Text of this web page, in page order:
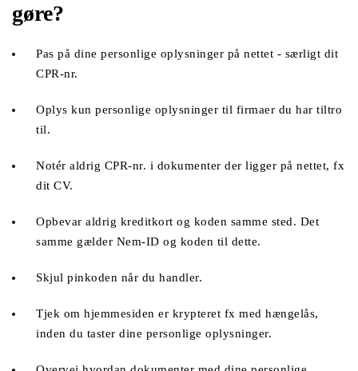
gøre?
Pas på dine personlige oplysninger på nettet - særligt dit
CPR-nr.
Oplys kun personlige oplysninger til firmaer du har tiltro
til.
Notér aldrig CPR-nr. i dokumenter der ligger på nettet, fx
dit CV.
Opbevar aldrig kreditkort og koden samme sted. Det
samme gælder Nem-ID og koden til dette.
Skjul pinkoden når du handler.
Tjek om hjemmesiden er krypteret fx med hængelås,
inden du taster dine personlige oplysninger.